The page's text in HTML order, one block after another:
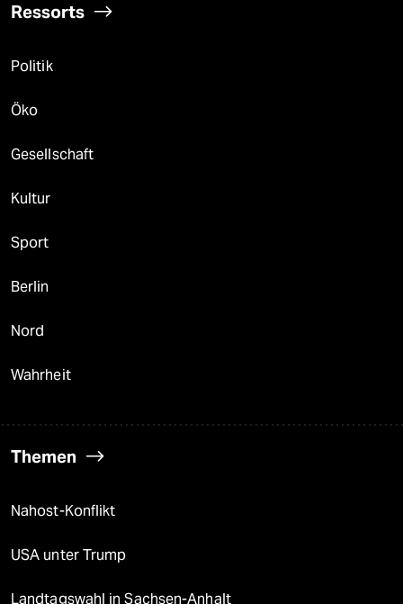
Ressorts
Politik
Öko
Gesellschaft
Kultur
Sport
Berlin
Nord
Wahrheit
Themen
Nahost-Konflikt
USA unter Trump
Landtagswahl in Sachsen-Anhalt